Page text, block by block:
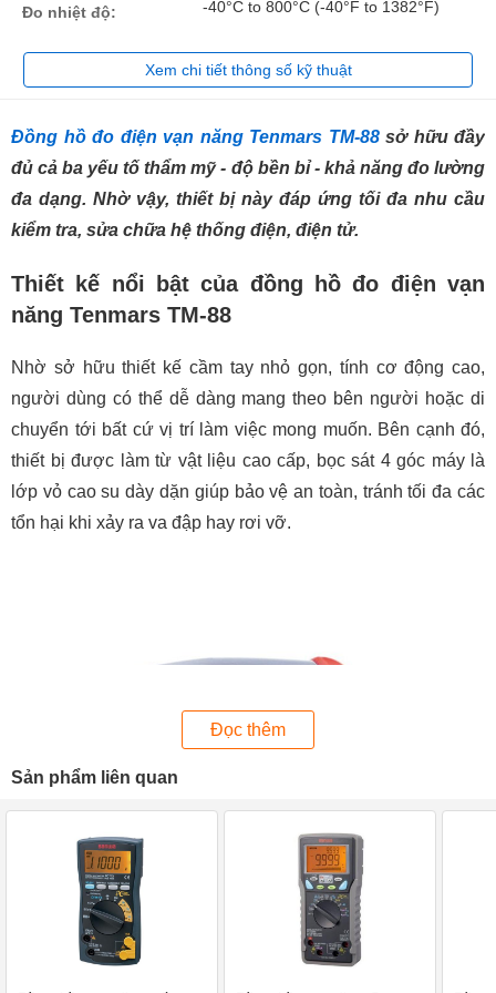
Đo nhiệt độ: -40°C to 800°C (-40°F to 1382°F)
Xem chi tiết thông số kỹ thuật
Đồng hồ đo điện vạn năng Tenmars TM-88sở hữu đầy
đủ cả ba yếu tố thẩm mỹ - độ bền bỉ - khả năng đo lường
đa dạng. Nhờ vậy, thiết bị này đáp ứng tối đa nhu cầu
kiểm tra, sửa chữa hệ thống điện, điện tử.
Thiết kế nổi bật của đồng hồ đo điện vạn
năng Tenmars TM-88
Nhờ sở hữu thiết kế cầm tay nhỏ gọn, tính cơ động cao,
người dùng có thể dễ dàng mang theo bên người hoặc di
chuyển tới bất cứ vị trí làm việc mong muốn. Bên cạnh đó,
thiết bị được làm từ vật liệu cao cấp, bọc sát 4 góc máy là
lớp vỏ cao su dày dặn giúp bảo vệ an toàn, tránh tối đa các
tổn hại khi xảy ra va đập hay rơi vỡ.
Đọc thêm
Sản phẩm liên quan